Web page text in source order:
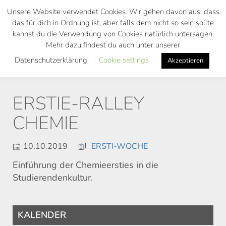
Skip
main
ERSTIE-RALLEY
CHEMIE
10.10.2019 ERSTI-WOCHE
Einführung der Chemieersties in die
Studierendenkultur.
KALENDER
Unsere Website verwendet Cookies. Wir gehen davon aus, dass
das für dich in Ordnung ist, aber falls dem nicht so sein sollte
kannst du die Verwendung von Cookies natürlich untersagen.
Mehr dazu findest du auch unter unserer
Datenschutzerklärung.
Cookie settings Akzeptieren